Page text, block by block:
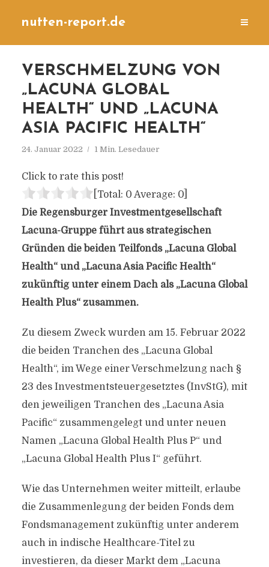
nutten-report.de
VERSCHMELZUNG VON
„LACUNA GLOBAL
HEALTH“ UND „LACUNA
ASIA PACIFIC HEALTH“
24. Januar 2022 1 Min. Lesedauer
Click to rate this post!
[Total: 0 Average: 0]
Die Regensburger Investmentgesellschaft
Lacuna-Gruppe führt aus strategischen
Gründen die beiden Teilfonds „Lacuna Global
Health“ und „Lacuna Asia Pacific Health“
zukünftig unter einem Dach als „Lacuna Global
Health Plus“ zusammen.
Zu diesem Zweck wurden am 15. Februar 2022
die beiden Tranchen des „Lacuna Global
Health“, im Wege einer Verschmelzung nach §
23 des Investmentsteuergesetztes (InvStG), mit
den jeweiligen Tranchen des „Lacuna Asia
Pacific“ zusammengelegt und unter neuen
Namen „Lacuna Global Health Plus P“ und
„Lacuna Global Health Plus I“ geführt.
Wie das Unternehmen weiter mitteilt, erlaube
die Zusammenlegung der beiden Fonds dem
Fondsmanagement zukünftig unter anderem
auch in indische Healthcare-Titel zu
investieren, da dieser Markt dem „Lacuna